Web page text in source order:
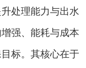
处理能力与出水
强、能耗与成本
标。其核心在于